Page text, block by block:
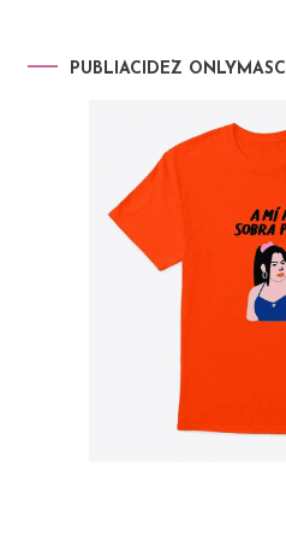
PUBLIACIDEZ ONLYMASC